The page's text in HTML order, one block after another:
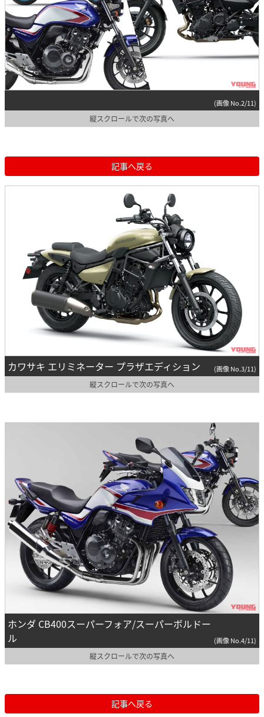
(画像 No.2/11)
縦スクロールで次の写真へ
記事へ戻る
カワサキ エリミネーター プラザエディション (画像 No.3/11)
縦スクロールで次の写真へ
ホンダ CB400スーパーフォア/スーパーボルドー
ル
(画像 No.4/11)
縦スクロールで次の写真へ
記事へ戻る